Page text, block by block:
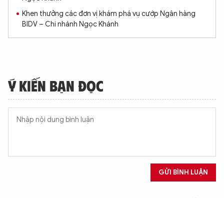
Khen thưởng các đơn vị khám phá vụ cướp Ngân hàng
BIDV – Chi nhánh Ngọc Khánh
Ý KIẾN BẠN ĐỌC
GỬI BÌNH LUẬN